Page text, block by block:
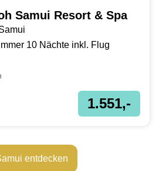
Samui Resort & Spa
10 Nächte inkl. Flug
1.551,-
entdecken